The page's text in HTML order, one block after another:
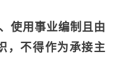
使用事业编制且由
，不得作为承接主